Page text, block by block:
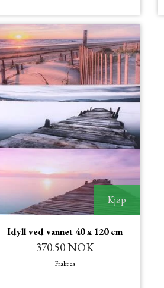
Kjøp
Idyll ved vannet 40 x 120 cm
370.50 NOK
Frakt ca